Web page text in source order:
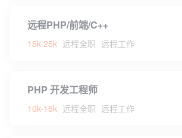
远程PHP/前端/C++
15k-25k 远程全职 远程工作
PHP 开发工程师
10k-15k 远程全职 远程工作